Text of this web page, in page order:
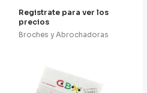
Registrate para ver los
precios
Broches y Abrochadoras